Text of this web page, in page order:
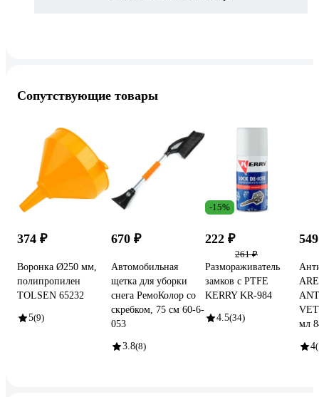
Сопутствующие товары
374 ₽
Воронка Ø250 мм,
полипропилен
TOLSEN 65232
5(9)
670 ₽
Автомобильная
щетка для уборки
снега РемоКолор со
скребком, 75 см 60-6-
053
3.8(8)
-15%
222 ₽
261 ₽
Размораживатель
замков с PTFE
KERRY KR-984
4.5(34)
мл
4